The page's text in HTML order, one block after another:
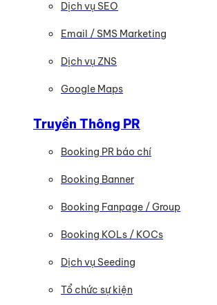
Dịch vụ SEO
Email / SMS Marketing
Dịch vụ ZNS
Google Maps
Truyền Thông PR
Booking PR báo chí
Booking Banner
Booking Fanpage / Group
Booking KOLs / KOCs
Dịch vụ Seeding
Tổ chức sự kiện